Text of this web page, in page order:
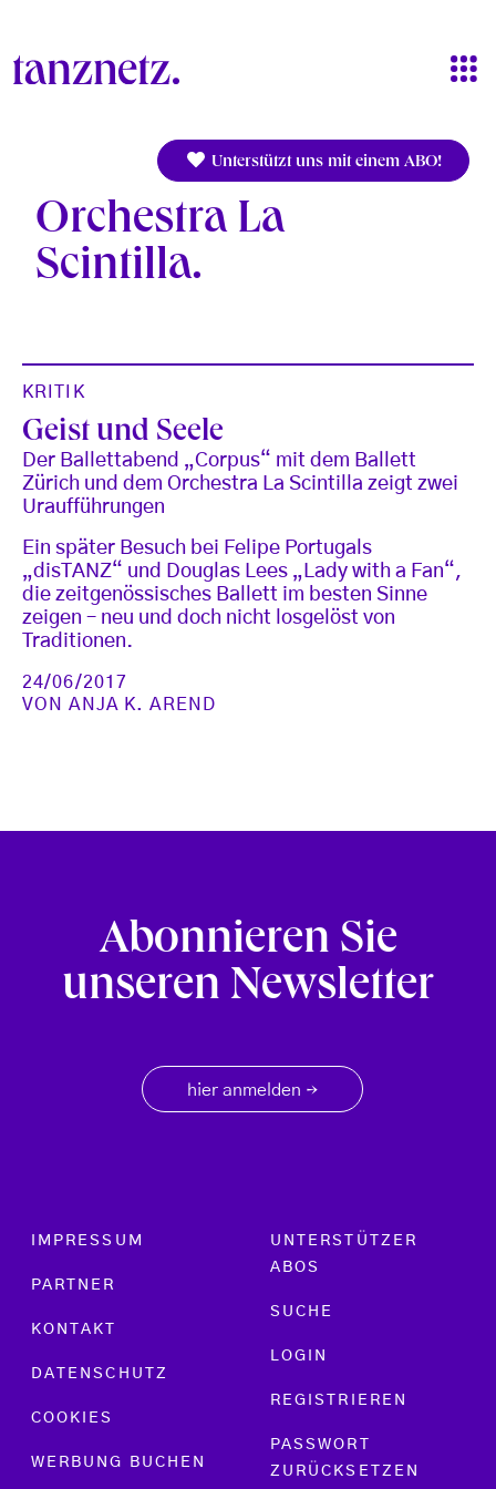
Unterstützt uns mit einem ABO!
Orchestra La
Scintilla
KRITIK
Geist und Seele
Der Ballettabend „Corpus“ mit dem Ballett
Zürich und dem Orchestra La Scintilla zeigt zwei
Uraufführungen
Ein später Besuch bei Felipe Portugals
„disTANZ“ und Douglas Lees „Lady with a Fan“,
die zeitgenössisches Ballett im besten Sinne
zeigen – neu und doch nicht losgelöst von
Traditionen.
24/06/2017
VONANJA K. AREND
Abonnieren Sie
unseren Newsletter
hier anmelden →
Footer menu
IMPRESSUM
PARTNER
KONTAKT
DATENSCHUTZ
COOKIES
WERBUNG BUCHEN
UNTERSTÜTZER
ABOS
SUCHE
LOGIN
REGISTRIEREN
PASSWORT
ZURÜCKSETZEN